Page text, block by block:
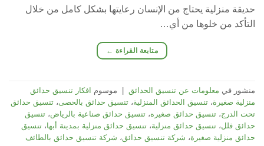
حديقة منزلية يحتاج من الإنسان رعايتها بشكل كامل من خلال
التأكد من خلوها من أي…
متابعة القراءة ←
منشور في معلومات عن تنسيق الحدائق موسوم افكار تنسيق حدائق
منزلية صغيرة، تنسيق الحدائق المنزلية، تنسيق حدائق بالحصى، تنسيق حدائق
تحت الدرج، تنسيق حدائق صغيره، تنسيق حدائق صناعية بالرياض، تنسيق
حدائق فلل، تنسيق حدائق منزلية، تنسيق حدائق منزلية بمدينة أبها، تنسيق
حدائق منزلية صغيرة، شركة تنسيق حدائق، شركة تنسيق حدائق بالطائف